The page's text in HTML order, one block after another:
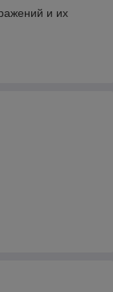
и их